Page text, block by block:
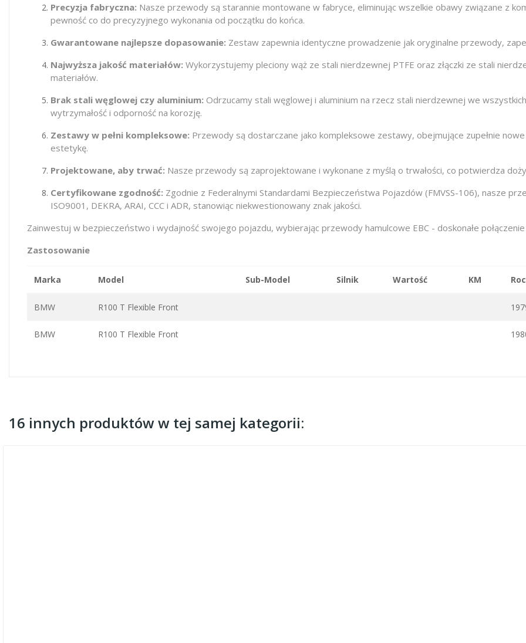
Precyzja fabryczna: Nasze przewody są starannie montowane w fabryce, eliminując wszelkie obawy związane z
pewność co do precyzyjnego wykonania od początku do końca.
Gwarantowane najlepsze dopasowanie: Zestaw zapewnia identyczne prowadzenie jak oryginalne przewody,
Najwyższa jakość materiałów: Wykorzystujemy pleciony wąż ze stali nierdzewnej PTFE oraz złączki ze stali
materiałów.
Brak stali węglowej czy aluminium: Odrzucamy stali węglowej i aluminium na rzecz stali nierdzewnej we
wytrzymałość i odporność na korozję.
Zestawy w pełni kompleksowe: Przewody są dostarczane jako kompleksowe zestawy, obejmujące zupełnie
estetykę.
Projektowane, aby trwać: Nasze przewody są zaprojektowane i wykonane z myślą o trwałości, co potwierdza
Certyfikowane zgodność: Zgodnie z Federalnymi Standardami Bezpieczeństwa Pojazdów (FMVSS-106), nasze
ISO9001, DEKRA, ARAI, CCC i ADR, stanowiąc niekwestionowany znak jakości.
Zainwestuj w bezpieczeństwo i wydajność swojego pojazdu, wybierając przewody hamulcowe EBC - doskonałe
Zastosowanie
Marka Model Sub-Model Silnik Wartość KM
BMW R100 T Flexible Front
BMW R100 T Flexible Front
16 innych produktów w tej samej kategorii: